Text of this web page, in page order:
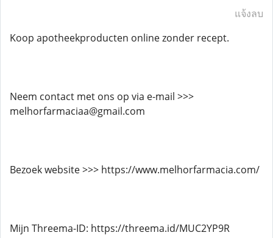
แจ้งลบ
Koop apotheekproducten online zonder recept.
Neem contact met ons op via e-mail >>>
melhorfarmaciaa@gmail.com
Bezoek website >>> https://www.melhorfarmacia.com/
Mijn Threema-ID: https://threema.id/MUC2YP9R